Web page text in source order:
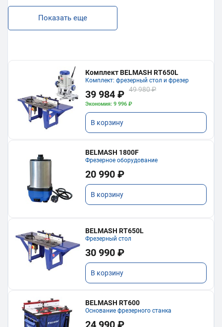
Показать еще
Комплект BELMASH RT650L
Комплект: фрезерный стол и фрезер
39 984 ₽ 49 980 ₽
Экономия: 9 996 ₽
В корзину
BELMASH 1800F
Фрезерное оборудование
20 990 ₽
В корзину
BELMASH RT650L
Фрезерный стол
30 990 ₽
В корзину
BELMASH RT600
Основание фрезерного станка
24 990 ₽